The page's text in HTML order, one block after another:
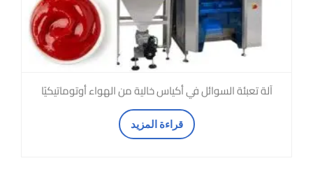
آلة تعبئة السوائل في أكياس خالية من الهواء أوتوماتيكيًا
قراءة المزيد